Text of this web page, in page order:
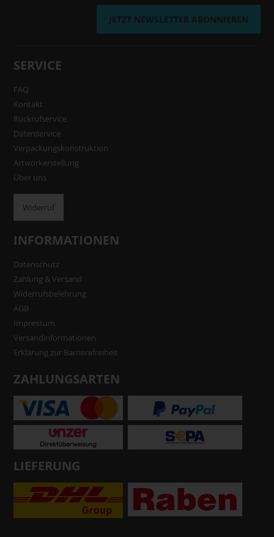
JETZT NEWSLETTER ABONNIEREN
SERVICE
FAQ
Kontakt
Rückrufservice
Datenservice
Verpackungskonstruktion
Artworkerstellung
Über uns
Widerruf
INFORMATIONEN
Datenschutz
Zahlung & Versand
Widerrufsbelehrung
AGB
Impressum
Versandinformationen
Erklärung zur Barrierefreiheit
ZAHLUNGSARTEN
LIEFERUNG